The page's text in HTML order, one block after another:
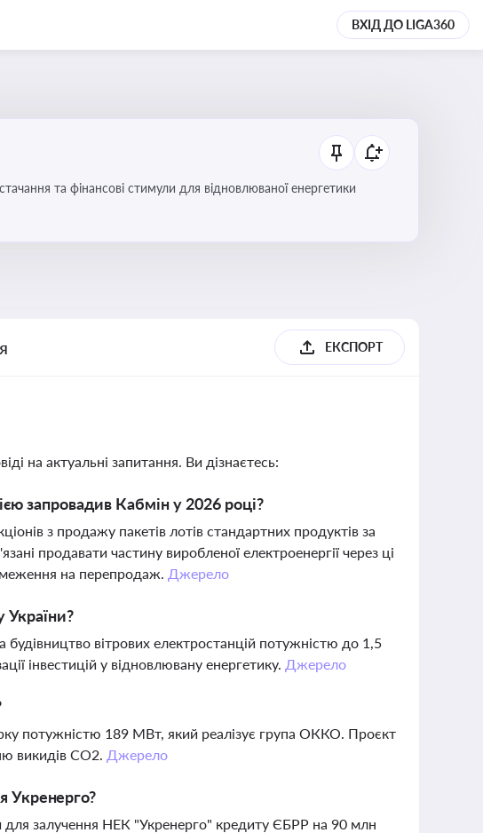
ВХІД ДО LIGA360
та фінансові стимули для відновлюваної енергетики
ЕКСПОРТ
на актуальні запитання. Ви дізнаєтесь:
запровадив Кабмін у 2026 році?
з продажу пакетів лотів стандартних продуктів за
продавати частину виробленої електроенергії через ці
на перепродаж. Джерело
України?
вітрових електростанцій потужністю до 1,5
інвестицій у відновлювану енергетику. Джерело
потужністю 189 МВт, який реалізує група ОККО. Проєкт
викидів CO2. Джерело
залучення НЕК "Укренерго" кредиту ЄБРР на 90 млн